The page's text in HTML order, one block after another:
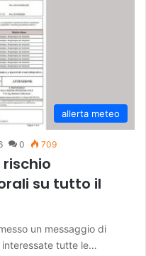
allerta meteo
0 709
su tutto il
un messaggio di
interessate tutte le…